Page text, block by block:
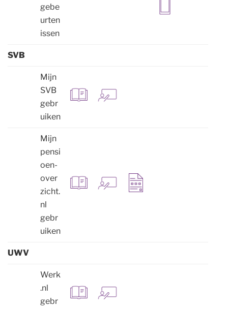
gebe
urten
issen
SVB
Mijn
SVB
gebr
uiken
Mijn
pensi
oen-
over
zicht.
nl
gebr
uiken
UWV
Werk
.nl
gebr